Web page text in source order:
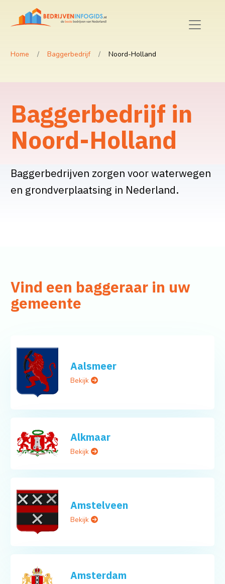
Home Baggerbedrijf Noord-Holland
Baggerbedrijf in
Noord-Holland
Baggerbedrijven zorgen voor waterwegen
en grondverplaatsing in Nederland.
Vind een baggeraar in uw
gemeente
Aalsmeer
Bekijk
Alkmaar
Bekijk
Amstelveen
Bekijk
Amsterdam